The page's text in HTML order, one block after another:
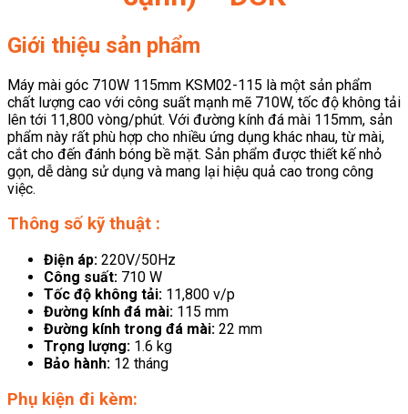
Giới thiệu sản phẩm
Máy mài góc 710W 115mm KSM02-115 là một sản phẩm
chất lượng cao với công suất mạnh mẽ 710W, tốc độ không tải
lên tới 11,800 vòng/phút. Với đường kính đá mài 115mm, sản
phẩm này rất phù hợp cho nhiều ứng dụng khác nhau, từ mài,
cắt cho đến đánh bóng bề mặt. Sản phẩm được thiết kế nhỏ
gọn, dễ dàng sử dụng và mang lại hiệu quả cao trong công
việc.
Thông số kỹ thuật :
Điện áp: 220V/50Hz
Công suất: 710 W
Tốc độ không tải: 11,800 v/p
Đường kính đá mài: 115 mm
Đường kính trong đá mài: 22 mm
Trọng lượng: 1.6 kg
Bảo hành: 12 tháng
Phụ kiện đi kèm: